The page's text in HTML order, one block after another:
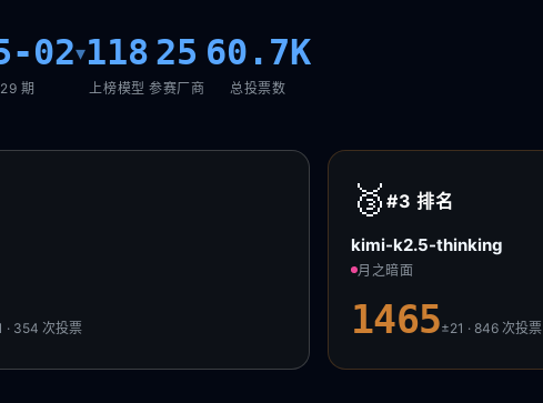
02▾
期
118
上榜模型
25
参赛厂商
60.7K
总投票数
· 354次投票
🥉 #3排名
kimi-k2.5-thinking
月之暗面
1465±21 · 846次投票